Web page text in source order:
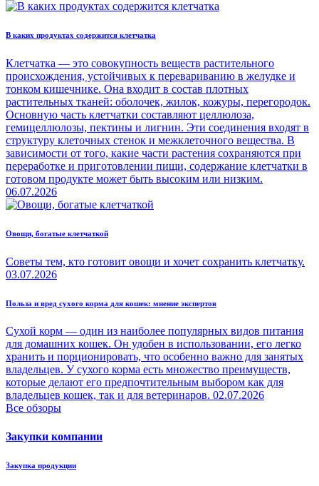
В каких продуктах содержится клетчатка
Клетчатка — это совокупность веществ растительного
происхождения, устойчивых к перевариванию в желудке и
тонком кишечнике. Она входит в состав плотных
растительных тканей: оболочек, жилок, кожуры, перегородок.
Основную часть клетчатки составляют целлюлоза,
гемицеллюлозы, пектины и лигнин. Эти соединения входят в
структуру клеточных стенок и межклеточного вещества. В
зависимости от того, какие части растения сохраняются при
переработке и приготовлении пищи, содержание клетчатки в
готовом продукте может быть высоким или низким.
06.07.2026
Овощи, богатые клетчаткой
Советы тем, кто готовит овощи и хочет сохранить клетчатку.
03.07.2026
Польза и вред сухого корма для кошек: мнение экспертов
Сухой корм — один из наиболее популярных видов питания
для домашних кошек. Он удобен в использовании, его легко
хранить и порционировать, что особенно важно для занятых
владельцев. У сухого корма есть множество преимуществ,
которые делают его предпочтительным выбором как для
владельцев кошек, так и для ветеринаров. 02.07.2026
Все обзоры
Закупки компании
Закупка продукции